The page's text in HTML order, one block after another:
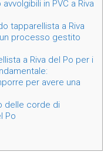
in PVC a Riva
tapparellista a Riva
processo gestito
a Riva del Po per i
per avere una
delle corde di
Po